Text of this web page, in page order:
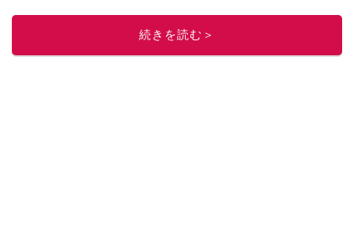
レビューしています。毎日トレンド情報をお届けしているので、ぜひ
してください！続きを読む＞